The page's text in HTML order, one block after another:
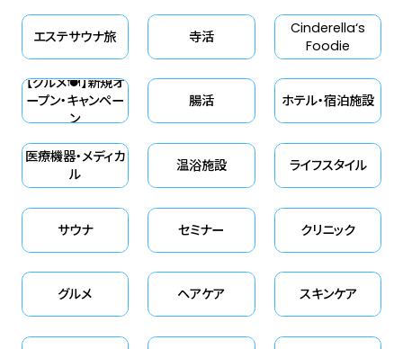
エステサウナ旅 寺活
Cinderella‘s
Foodie
【グルメ🍽】新規オ
ープン・キャンペー
ン
腸活 ホテル・宿泊施設
医療機器・メディカ
ル
温浴施設 ライフスタイル
サウナ セミナー クリニック
グルメ ヘアケア スキンケア